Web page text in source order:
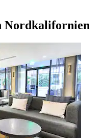
Nordkalifornien